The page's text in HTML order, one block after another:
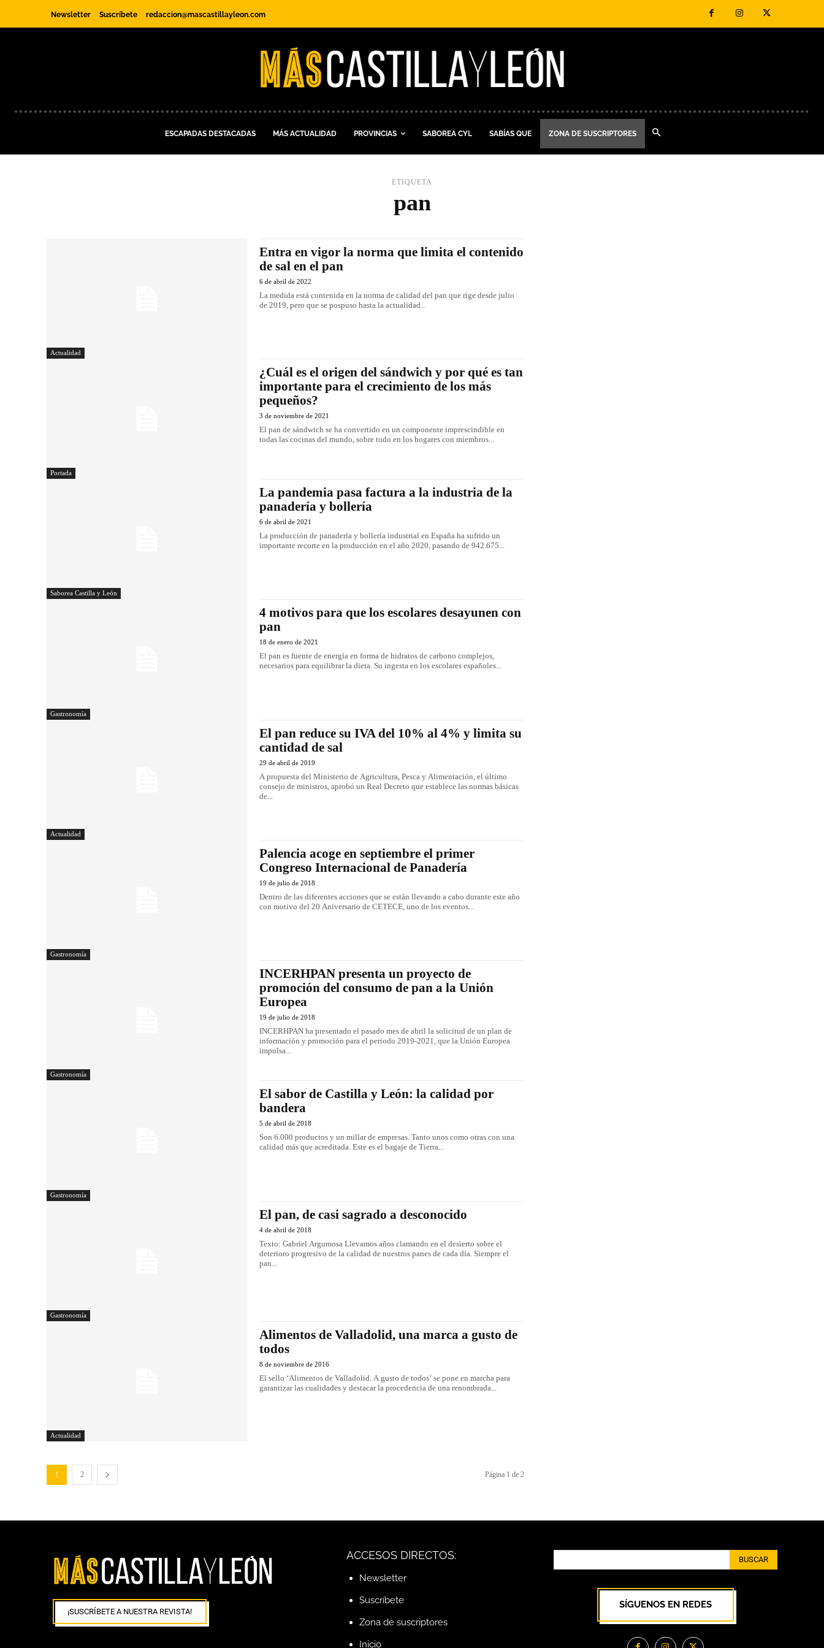
Newsletter Suscríbete redaccion@mascastillayleon.com
ESCAPADAS DESTACADAS MÁS ACTUALIDAD PROVINCIAS SABOREA CYL SABÍAS QUE ZONA DE SUSCRIPTORES
ETIQUETA
pan
Actualidad
Entra en vigor la norma que limita el contenido
de sal en el pan
6 de abril de 2022
La medida está contenida en la norma de calidad del pan que rige desde julio
de 2019, pero que se pospuso hasta la actualidad...
Portada
¿Cuál es el origen del sándwich y por qué es tan
importante para el crecimiento de los más
pequeños?
3 de noviembre de 2021
El pan de sándwich se ha convertido en un componente imprescindible en
todas las cocinas del mundo, sobre todo en los hogares con miembros...
Saborea Castilla y León
La pandemia pasa factura a la industria de la
panadería y bollería
6 de abril de 2021
La producción de panadería y bollería industrial en España ha sufrido un
importante recorte en la producción en el año 2020, pasando de 942.675...
Gastronomía
4 motivos para que los escolares desayunen con
pan
18 de enero de 2021
El pan es fuente de energía en forma de hidratos de carbono complejos,
necesarios para equilibrar la dieta. Su ingesta en los escolares españoles...
Actualidad
El pan reduce su IVA del 10% al 4% y limita su
cantidad de sal
29 de abril de 2019
A propuesta del Ministerio de Agricultura, Pesca y Alimentación, el último
consejo de ministros, aprobó un Real Decreto que establece las normas básicas
de...
Gastronomía
Palencia acoge en septiembre el primer
Congreso Internacional de Panadería
19 de julio de 2018
Dentro de las diferentes acciones que se están llevando a cabo durante este año
con motivo del 20 Aniversario de CETECE, uno de los eventos...
Gastronomía
INCERHPAN presenta un proyecto de
promoción del consumo de pan a la Unión
Europea
19 de julio de 2018
INCERHPAN ha presentado el pasado mes de abril la solicitud de un plan de
información y promoción para el periodo 2019-2021, que la Unión Europea
impulsa...
Gastronomía
El sabor de Castilla y León: la calidad por
bandera
5 de abril de 2018
Son 6.000 productos y un millar de empresas. Tanto unos como otras con una
calidad más que acreditada. Este es el bagaje de Tierra...
Gastronomía
El pan, de casi sagrado a desconocido
4 de abril de 2018
Texto: Gabriel Argumosa Llevamos años clamando en el desierto sobre el
deterioro progresivo de la calidad de nuestros panes de cada día. Siempre el
pan...
Actualidad
Alimentos de Valladolid, una marca a gusto de
todos
8 de noviembre de 2016
El sello ‘Alimentos de Valladolid. A gusto de todos’ se pone en marcha para
garantizar las cualidades y destacar la procedencia de una renombrada...
1 2 Página 1 de 2
¡SUSCRÍBETE A NUESTRA REVISTA!
ACCESOS DIRECTOS:
Newsletter
Suscríbete
Zona de suscriptores
Inicio
BUSCAR
SÍGUENOS EN REDES